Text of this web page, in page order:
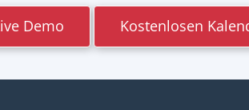
Demo Kostenlosen